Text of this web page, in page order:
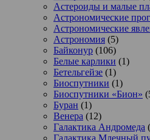
Астероиды и малые
Астрономические
Астрономические
Астрономия (5)
Байконур (106)
Белые карлики (1)
Бетельгейзе (1)
Биоспутники (1)
Биоспутники «Бион»
Буран (1)
Венера (12)
Галактика Андромеда
Галактика Млечный